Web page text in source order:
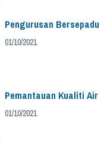
Pengurusan Bersepadu
01/10/2021
Pemantauan Kualiti Air
01/10/2021